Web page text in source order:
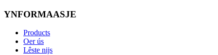
YNFORMAASJE
Products
Oer ús
Lêste nijs